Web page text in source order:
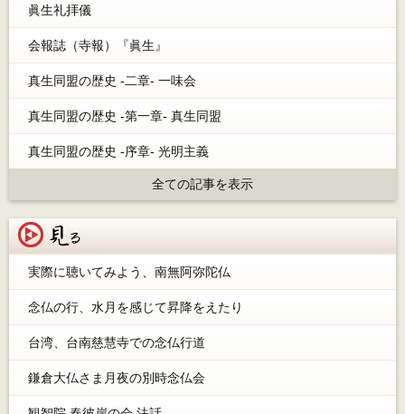
眞生礼拝儀
会報誌（寺報）『眞生』
真生同盟の歴史 -二章- 一味会
真生同盟の歴史 -第一章- 真生同盟
真生同盟の歴史 -序章- 光明主義
全ての記事を表示
実際に聴いてみよう、南無阿弥陀仏
念仏の行、水月を感じて昇降をえたり
台湾、台南慈慧寺での念仏行道
鎌倉大仏さま月夜の別時念仏会